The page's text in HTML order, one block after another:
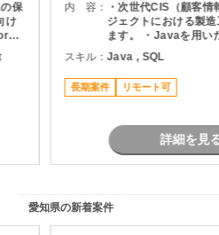
保
を
内 容：
・次世代CIS（顧客情
ジェクトにおける製
ます。 ・Javaを用い
施（Junit） ・Oracle
程を中心とした開発支
スキル：Java , SQL
長期案件 リモート可
詳細を見
愛知県の新着案件